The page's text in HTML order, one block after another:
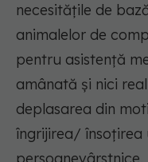
necesitățile de
animalelor de
pentru asistență
amânată și nici
deplasarea din
îngrijirea/ însoțirea